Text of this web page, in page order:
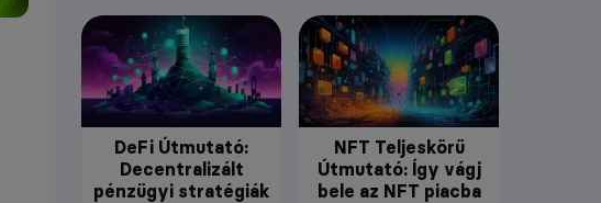
DeFi Útmutató:
Decentralizált
pénzügyi stratégiák
NFT Teljeskörű
Útmutató: Így vágj
bele az NFT piacba